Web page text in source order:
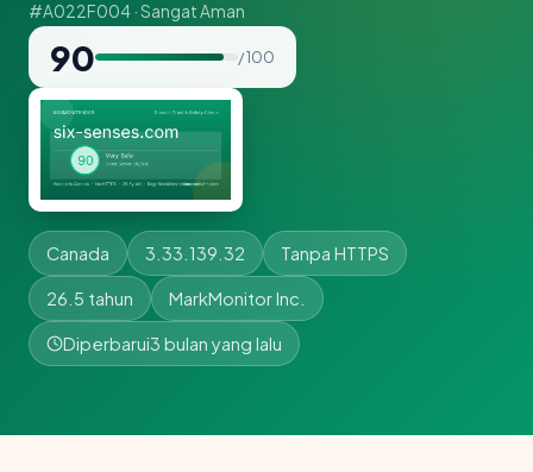
#A022F004 · Sangat Aman
90 / 100
Canada 3.33.139.32 Tanpa HTTPS
26.5 tahun MarkMonitor Inc.
Diperbarui3 bulan yang lalu